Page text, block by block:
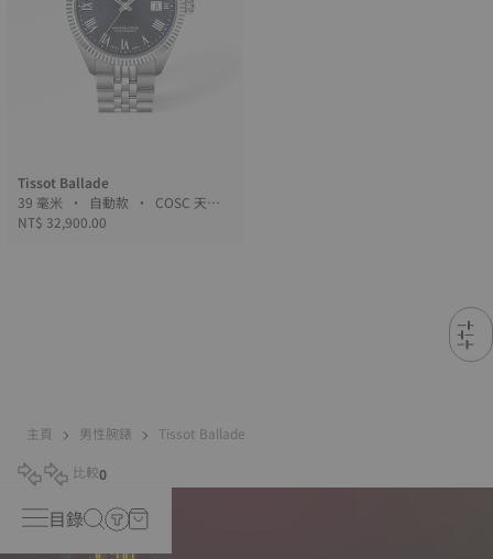
Tissot Ballade
39 毫米 • 自動款 • COSC 天文
台認證
NT$ 32,900.00
主頁 男性腕錶 Tissot Ballade
比較0
目錄